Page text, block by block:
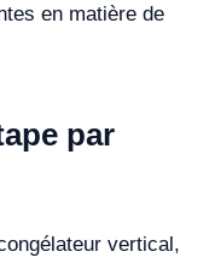
en matière de
par
vertical,